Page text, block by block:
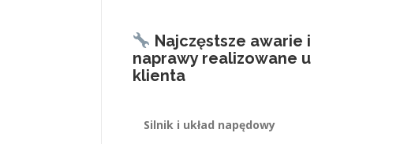
Najczęstsze awarie i
naprawy realizowane u
klienta
Silnik i układ napędowy